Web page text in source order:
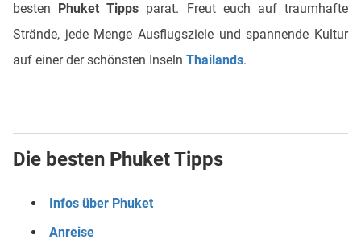
besten Phuket Tipps parat. Freut euch auf traumhafte
Strände, jede Menge Ausflugsziele und spannende Kultur
auf einer der schönsten Inseln Thailands.
Die besten Phuket Tipps
Infos über Phuket
Anreise